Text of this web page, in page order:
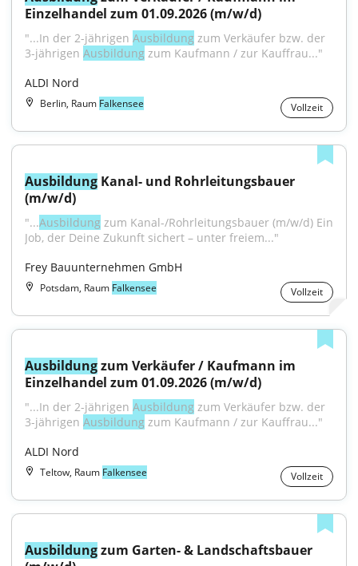
Einzelhandel zum 01.09.2026 (m/w/d)
"...In der 2-jährigen Ausbildung zum Verkäufer bzw. der
3-jährigen Ausbildung zum Kaufmann / zur Kauffrau..."
ALDI Nord
Berlin, Raum Falkensee Vollzeit
Ausbildung Kanal- und Rohrleitungsbauer
(m/w/d)
"...Ausbildung zum Kanal-/Rohrleitungsbauer (m/w/d) Ein
Job, der Deine Zukunft sichert – unter freiem..."
Frey Bauunternehmen GmbH
Potsdam, Raum Falkensee Vollzeit
Ausbildung zum Verkäufer / Kaufmann im
Einzelhandel zum 01.09.2026 (m/w/d)
"...In der 2-jährigen Ausbildung zum Verkäufer bzw. der
3-jährigen Ausbildung zum Kaufmann / zur Kauffrau..."
ALDI Nord
Teltow, Raum Falkensee Vollzeit
Ausbildung zum Garten- & Landschaftsbauer